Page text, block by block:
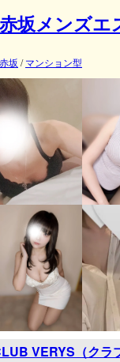
赤坂メンズエ
赤坂 /マンション型
VERYS（クラ